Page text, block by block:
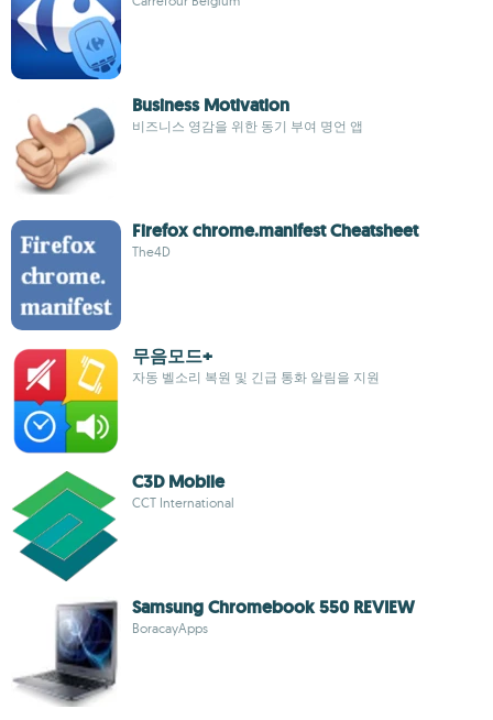
Business Motivation
비즈니스 영감을 위한 동기 부여 명언 앱
Firefox chrome.manifest Cheatsheet
The4D
무음모드+
자동 벨소리 복원 및 긴급 통화 알림을 지원
C3D Mobile
CCT International
Samsung Chromebook 550 REVIEW
BoracayApps